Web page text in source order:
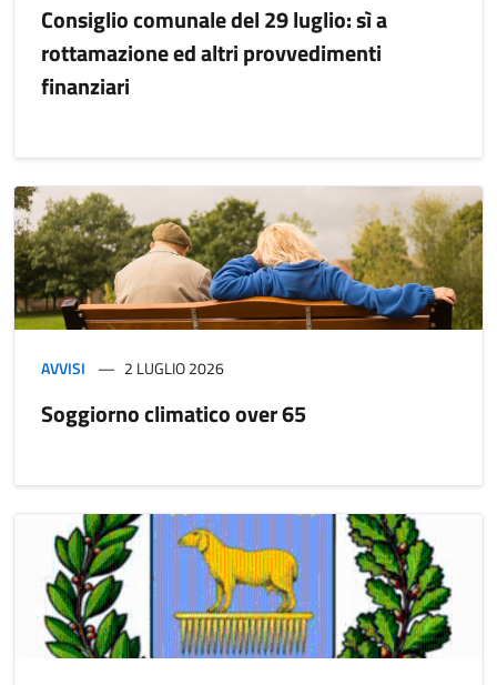
Consiglio comunale del 29 luglio: sì a
rottamazione ed altri provvedimenti
finanziari
AVVISI 2 LUGLIO 2026
Soggiorno climatico over 65